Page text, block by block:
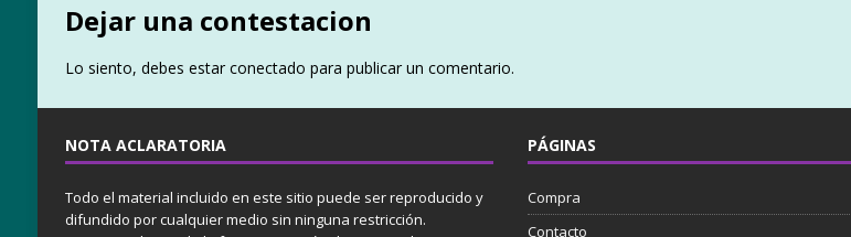
Dejar una contestacion
Lo siento, debes estar conectado para publicar un comentario.
NOTA ACLARATORIA
Todo el material incluido en este sitio puede ser reproducido y
difundido por cualquier medio sin ninguna restricción.
PÁGINAS
Compra
Contacto